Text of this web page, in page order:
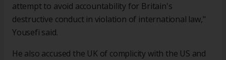
attempt to avoid accountability for Britain's
destructive conduct in violation of international law,"
Yousefi said.
He also accused the UK of complicity with the US and